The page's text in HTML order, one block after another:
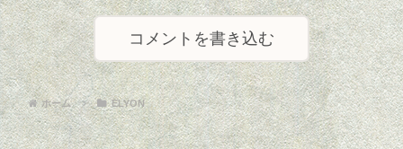
コメントを書き込む
ホーム ELYON